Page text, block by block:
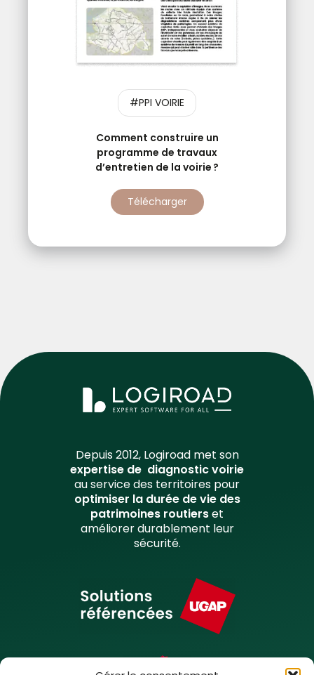
#PPI VOIRIE
Comment construire un
programme de travaux
d’entretien de la voirie ?
Télécharger
Depuis 2012, Logiroad met son
expertise de diagnostic voirie
au service des territoires pour
optimiser la durée de vie des
patrimoines routierset
améliorer durablement leur
sécurité.